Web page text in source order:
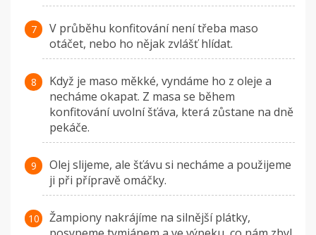
V průběhu konfitování není třeba maso
otáčet, nebo ho nějak zvlášť hlídat.
Když je maso měkké, vyndáme ho z oleje a
necháme okapat. Z masa se během
konfitování uvolní šťáva, která zůstane na dně
pekáče.
Olej slijeme, ale šťávu si necháme a použijeme
ji při přípravě omáčky.
Žampiony nakrájíme na silnější plátky,